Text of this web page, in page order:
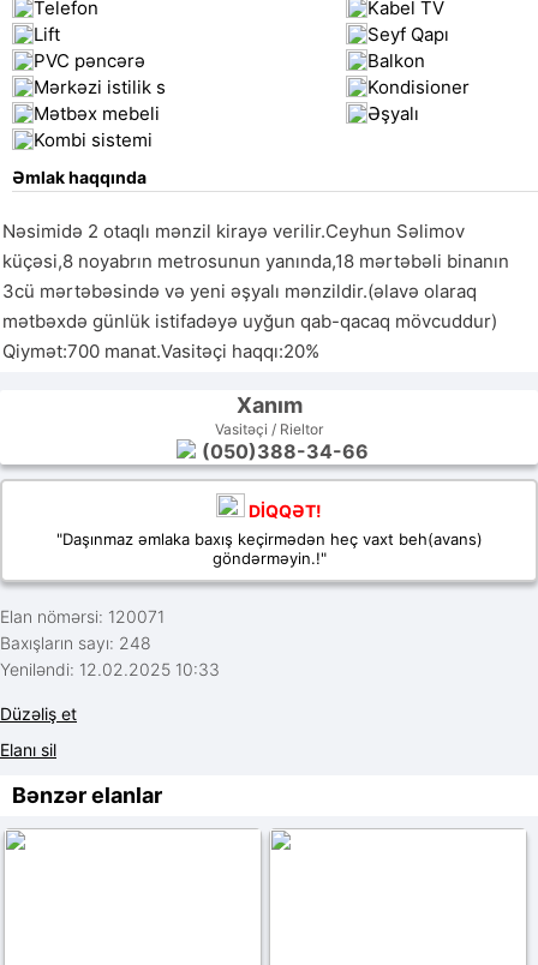
Telefon
Kabel TV
Lift
Seyf Qapı
PVC pəncərə
Balkon
Mərkəzi istilik s
Kondisioner
Mətbəx mebeli
Əşyalı
Kombi sistemi
Əmlak haqqında
Nəsimidə 2 otaqlı mənzil kirayə verilir.Ceyhun Səlimov
küçəsi,8 noyabrın metrosunun yanında,18 mərtəbəli binanın
3cü mərtəbəsində və yeni əşyalı mənzildir.(əlavə olaraq
mətbəxdə günlük istifadəyə uyğun qab-qacaq mövcuddur)
Qiymət:700 manat.Vasitəçi haqqı:20%
Xanım
Vasitəçi / Rieltor
(050)388-34-66
DİQQƏT!
"Daşınmaz əmlaka baxış keçirmədən heç vaxt beh(avans)
göndərməyin.!"
Elan nömərsi: 120071
Baxışların sayı: 248
Yeniləndi: 12.02.2025 10:33
Düzəliş et
Elanı sil
Bənzər elanlar